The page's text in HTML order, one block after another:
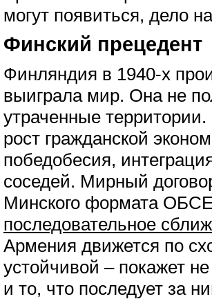
могут появиться, дело
Финский прецедент
Финляндия в 1940-х
выиграла мир. Она не
утраченные
рост гражданской
победобесия,
соседей. Мирный
Минского формата
последовательное
Армения движется по
устойчивой – покажет
и то, что последует за